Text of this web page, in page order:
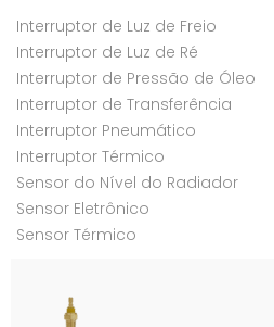
Interruptor de Luz de Freio
Interruptor de Luz de Ré
Interruptor de Pressão de Óleo
Interruptor de Transferência
Interruptor Pneumático
Interruptor Térmico
Sensor do Nível do Radiador
Sensor Eletrônico
Sensor Térmico